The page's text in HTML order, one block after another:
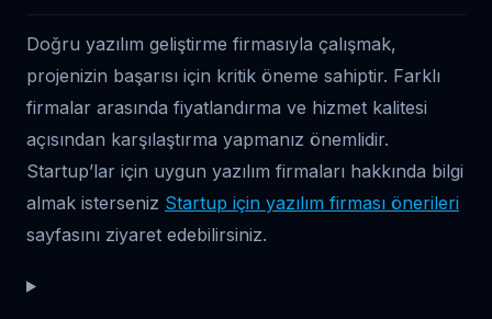
Doğru yazılım geliştirme firmasıyla çalışmak,
projenizin başarısı için kritik öneme sahiptir. Farklı
firmalar arasında fiyatlandırma ve hizmet kalitesi
açısından karşılaştırma yapmanız önemlidir.
Startup’lar için uygun yazılım firmaları hakkında bilgi
almak isterseniz Startup için yazılım firması önerileri
sayfasını ziyaret edebilirsiniz.